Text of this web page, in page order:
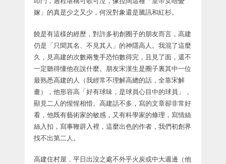
嫁」的真是少之又少，何況對象還是騰訊和紅杉。
饒是有這樣的經歷，對許多初創圈子的朋友而言，高建
仍是「只聞其名、不見其人」的神隱高人。我混了這麼
久，見高建的次數兩隻手恐怕數得完，且見了面，還不
一定聽得懂他在說什麼。朋友宋漢生是圈子裏其中一位
最熟悉高建的人（我經常不理解高總的話，全靠宋解
畫），他形容高「好有球味，是球員心目中的球員」，
顯見二人的惺惺相惜。高建話不多，寫的文章卻非常好
看，他既有藝術家的敏感，又有科學家的條理，寫情絲
絲入扣，寫事鞭辟入裡，這麼出色的作者，我們初創界
找不出第二人。
高建住村屋，平日出沒之處不外乎火炭或中大週邊（他